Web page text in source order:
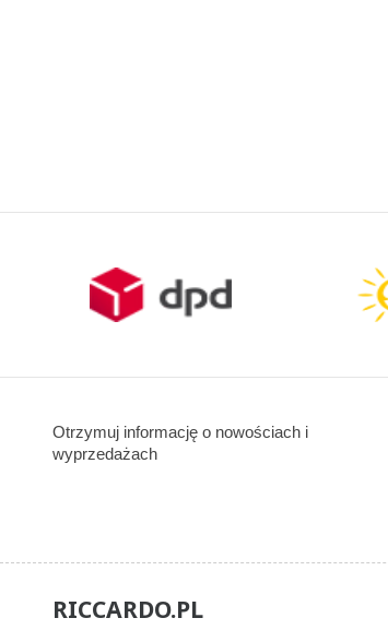
Otrzymuj informację o nowościach i
wyprzedażach
RICCARDO.PL